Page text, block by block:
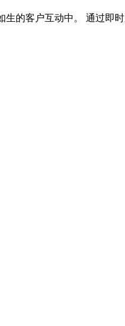
生的客户互动中。 通过即